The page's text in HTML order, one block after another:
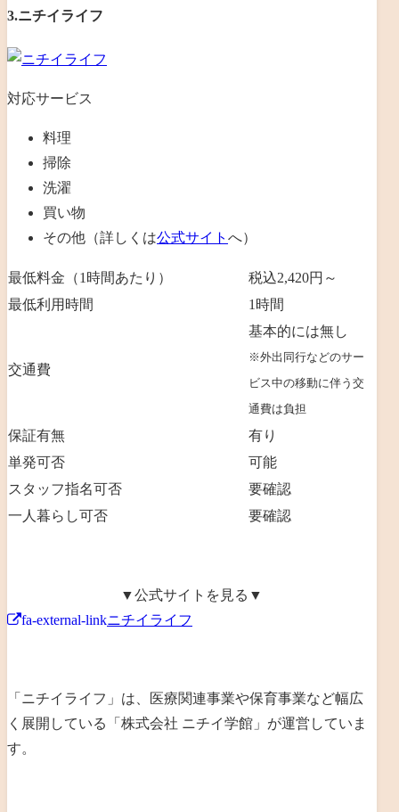
3.ニチイライフ
対応サービス
料理
掃除
洗濯
買い物
その他（詳しくは公式サイト へ）
最低料金（1時間あたり）
税込2,420円～
最低利用時間
1時間
交通費
基本的には無し
※外出同行などのサー
ビス中の移動に伴う交
通費は負担
保証有無
有り
単発可否
可能
スタッフ指名可否
要確認
一人暮らし可否
要確認
▼公式サイトを見る▼
fa-external-linkニチイライフ
「ニチイライフ」は、
医療関連事業や保育事業など幅広
く展開 している「 株式会社 ニチイ学館 」が運営していま
す。